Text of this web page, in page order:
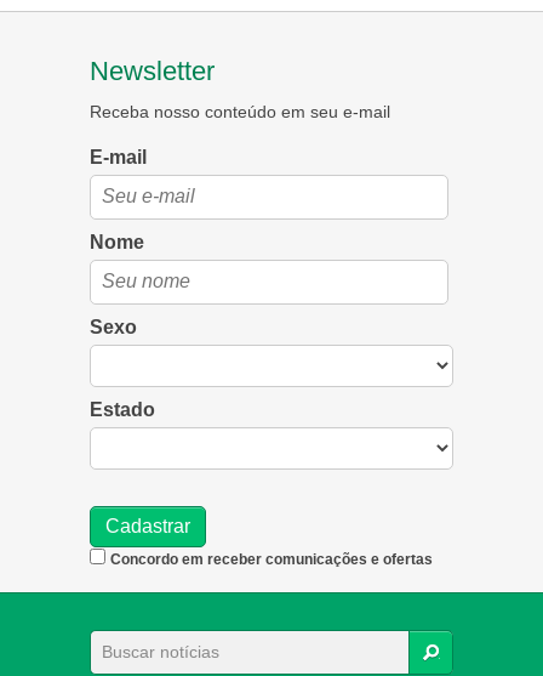
Newsletter
Receba nosso conteúdo em seu e-mail
E-mail
Nome
Sexo
Estado
Concordo em receber comunicações e ofertas